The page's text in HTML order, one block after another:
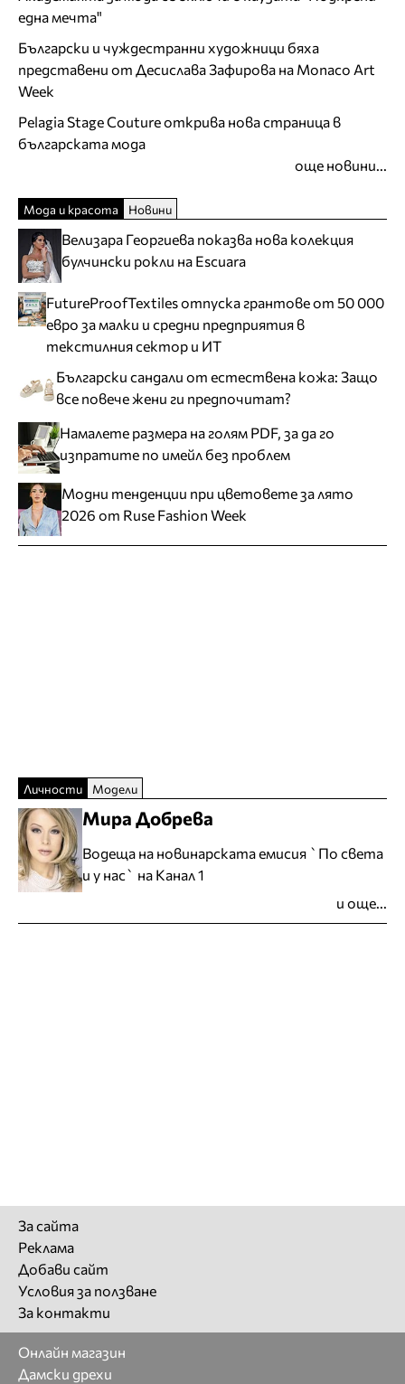
една мечта"
Български и чуждестранни художници бяха
представени от Десислава Зафирова на Monaco Art
Week
Pelagia Stage Couture открива нова страница в
българската мода
още новини...
Мода и красота Новини
Велизара Георгиева показва нова колекция
булчински рокли на Escuara
FutureProofTextiles отпуска грантове от 50 000
евро за малки и средни предприятия в
текстилния сектор и ИТ
Български сандали от естествена кожа: Защо
все повече жени ги предпочитат?
Намалете размера на голям PDF, за да го
изпратите по имейл без проблем
Модни тенденции при цветовете за лято
2026 от Ruse Fashion Week
Личности Модели
Мира Добрева
Водеща на новинарската емисия `По света
и у нас` на Канал 1
и още...
За сайта
Реклама
Добави сайт
Условия за ползване
За контакти
Онлайн магазин
Дамски дрехи